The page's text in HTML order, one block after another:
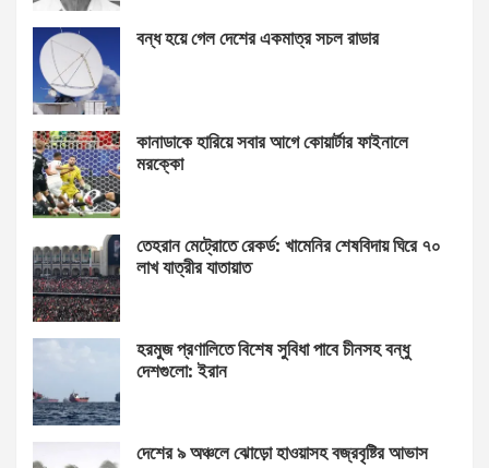
বন্ধ হয়ে গেল দেশের একমাত্র সচল রাডার
কানাডাকে হারিয়ে সবার আগে কোয়ার্টার ফাইনালে
মরক্কো
তেহরান মেট্রোতে রেকর্ড: খামেনির শেষবিদায় ঘিরে ৭০
লাখ যাত্রীর যাতায়াত
হরমুজ প্রণালিতে বিশেষ সুবিধা পাবে চীনসহ বন্ধু
দেশগুলো: ইরান
দেশের ৯ অঞ্চলে ঝোড়ো হাওয়াসহ বজ্রবৃষ্টির আভাস